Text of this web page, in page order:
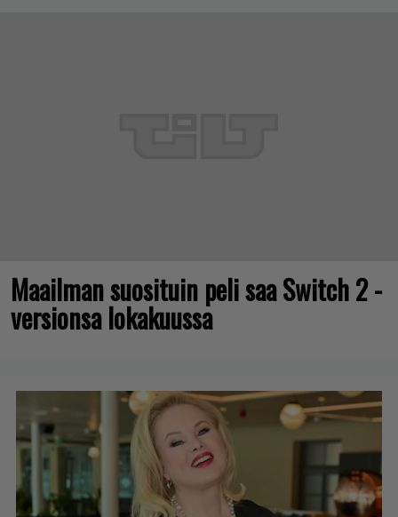
Maailman suosituin peli saa Switch 2 -
versionsa lokakuussa